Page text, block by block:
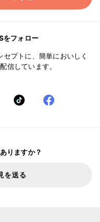
をフォロー
セプトに、簡単においしく
信しています。
りますか？
を送る